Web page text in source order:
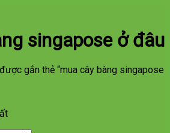
singapose ở đâu
gắn thẻ “mua cây bàng singapose